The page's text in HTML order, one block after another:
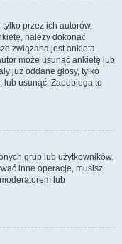
przez ich autorów,
należy dokonać
związana jest ankieta.
może usunąć ankietę lub
już oddane głosy, tylko
lub usunąć. Zapobiega to
grup lub użytkowników.
inne operacje, musisz
lub